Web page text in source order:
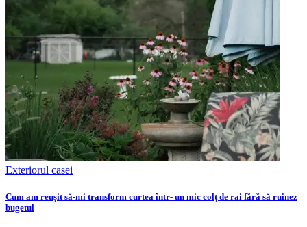
Exteriorul casei
Cum am reușit să-mi transform curtea într- un mic colț de rai fără să ruinez
bugetul